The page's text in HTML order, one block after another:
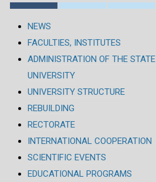
NEWS
FACULTIES, INSTITUTES
ADMINISTRATION OF THE STATE
UNIVERSITY
UNIVERSITY STRUCTURE
REBUILDING
RECTORATE
INTERNATIONAL COOPERATION
SCIENTIFIC EVENTS
EDUCATIONAL PROGRAMS